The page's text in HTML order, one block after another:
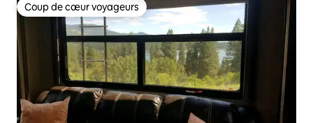
Coup de cœur voyageurs
Coup de cœur voyageurs